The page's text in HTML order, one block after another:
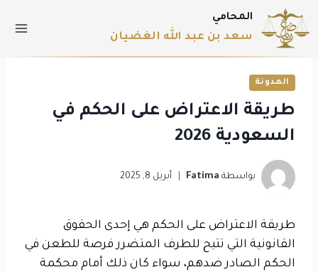
المحامي
سعد بن عبد الله الغضيان
المدونة
طريقة الاعتراض على الحكم​ في
السعودية 2026
بواسطة Fatima أبريل 8, 2025
طريقة الاعتراض على الحكم هي إحدى الحقوق
القانونية التي تتيح للطرف المتضرر فرصة للطعن في
الحكم الصادر ضدهم، سواء كان ذلك أمام محكمة